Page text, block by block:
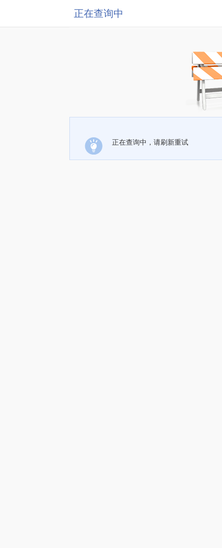
正在查询中
正在查询中，请刷新重试